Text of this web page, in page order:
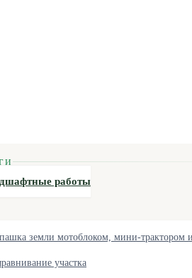
работы
земли мотоблоком, мини-трактором
участка